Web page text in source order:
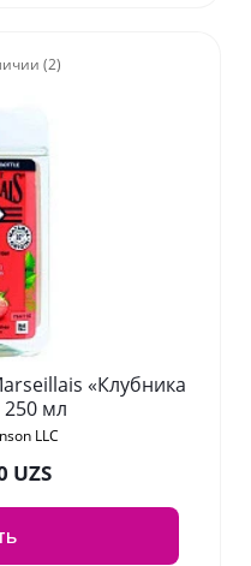
(2)
«Клубника
мл
LLC
UZS